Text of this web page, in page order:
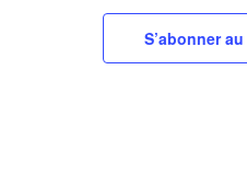
S’abonner